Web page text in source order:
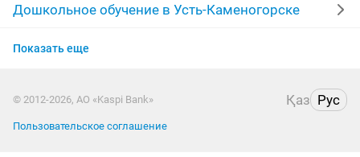
групповые занятия услуги логопеда
подготовка к школе
Дошкольное обучение в Усть-Каменогорске
Дошкольное обучение в Актобе
Дошкольное обучение в Костанае
Показать еще
© 2012-2026, АО «Kaspi Bank» Қаз Рус
Пользовательское соглашение